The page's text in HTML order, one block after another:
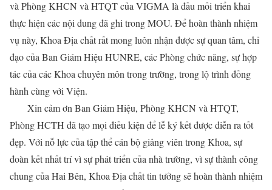
và Phòng KHCN và HTQT của VIGMA là đầu mối triển khai
thực hiện các nội dung đã ghi trong MOU. Để hoàn thành nhiệm
vụ này, Khoa Địa chất rất mong luôn nhận được sự quan tâm, chỉ
đạo của Ban Giám Hiệu HUNRE, các Phòng chức năng, sự hợp
tác của các Khoa chuyên môn trong trường, trong lộ trình đồng
hành cùng với Viện.
Xin cảm ơn Ban Giám Hiệu, Phòng KHCN và HTQT,
Phòng HCTH đã tạo mọi điều kiện để lễ ký kết được diễn ra tốt
đẹp. Với nỗ lực của tập thể cán bộ giảng viên trong Khoa, sự
đoàn kết nhất trí vì sự phát triển của nhà trường, vì sự thành công
chung của Hai Bên, Khoa Địa chất tin tưởng sẽ hoàn thành nhiệm